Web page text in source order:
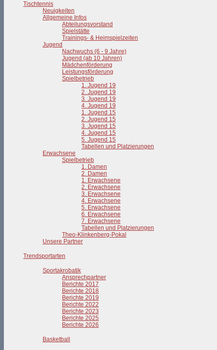
Tischtennis
Neuigkeiten
Allgemeine Infos
Abteilungsvorstand
Spielstätte
Trainings- & Heimspielzeiten
Jugend
Nachwuchs (6 - 9 Jahre)
Jugend (ab 10 Jahren)
Mädchenförderung
Leistungsförderung
Spielbetrieb
1. Jugend 19
2. Jugend 19
3. Jugend 19
4. Jugend 19
1. Jugend 15
2. Jugend 15
3. Jugend 15
4. Jugend 15
5. Jugend 15
Tabellen und Platzierungen
Erwachsene
Spielbetrieb
1. Damen
2. Damen
1. Erwachsene
2. Erwachsene
3. Erwachsene
4. Erwachsene
5. Erwachsene
6. Erwachsene
7. Erwachsene
Tabellen und Platzierungen
Theo-Klinkenberg-Pokal
Unsere Partner
Trendsportarten
Sportakrobatik
Ansprechpartner
Berichte 2017
Berichte 2018
Berichte 2019
Berichte 2022
Berichte 2023
Berichte 2025
Berichte 2026
Basketball